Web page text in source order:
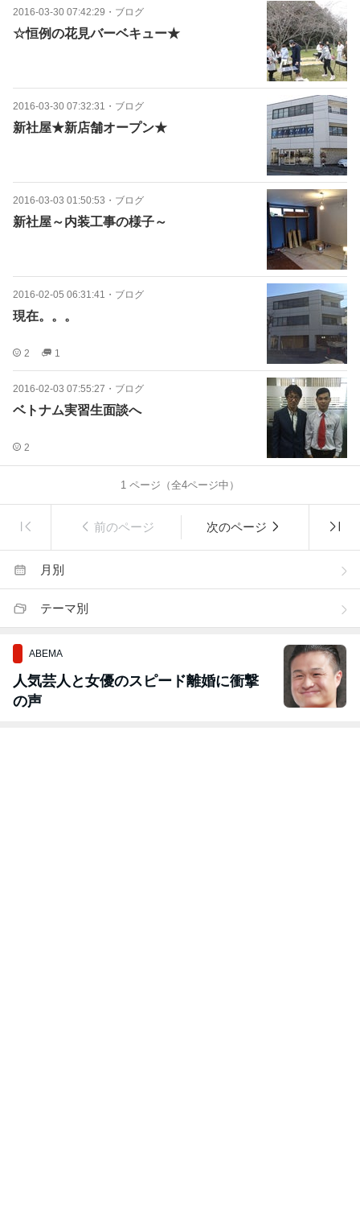
2016-03-30 07:42:29 ・ ブログ
☆恒例の花見バーベキュー★
2016-03-30 07:32:31 ・ ブログ
新社屋★新店舗オープン★
2016-03-03 01:50:53 ・ ブログ
新社屋～内装工事の様子～
2016-02-05 06:31:41 ・ ブログ
現在。。。
2 1
2016-02-03 07:55:27 ・ ブログ
ベトナム実習生面談へ
2
1 ページ（全4ページ中）
前のページ 次のページ
月別
テーマ別
ABEMA
人気芸人と女優のスピード離婚に衝撃
の声